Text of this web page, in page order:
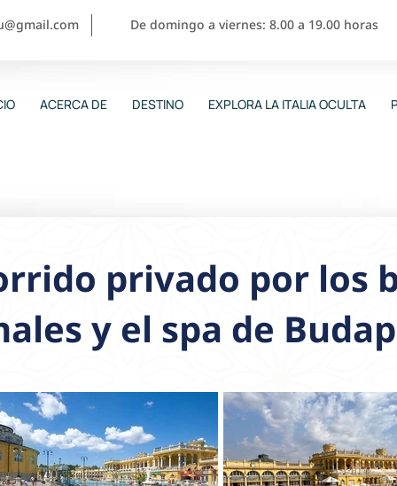
De domingo a viernes: 8.00 a 19.00 horas
ACERCA DE DESTINO EXPLORA LA ITALIA OCULTA
privado por los
y el spa de